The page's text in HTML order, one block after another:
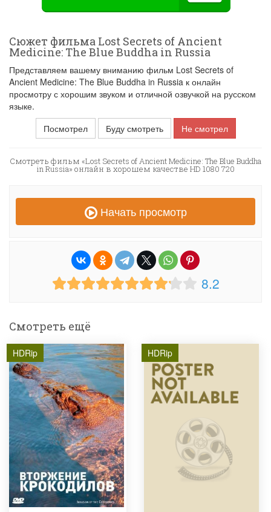
Сюжет фильма Lost Secrets of Ancient
Medicine: The Blue Buddha in Russia
Представляем вашему вниманию фильм Lost Secrets of
Ancient Medicine: The Blue Buddha in Russia к онлайн
просмотру с хорошим звуком и отличной озвучкой на русском
языке.
Посмотрел
Буду смотреть Не смотрел
Смотреть фильм «Lost Secrets of Ancient Medicine: The Blue Buddha
in Russia» онлайн в хорошем качестве HD 1080 720
Начать просмотр
8.2
Смотреть ещё
HDRip HDRip